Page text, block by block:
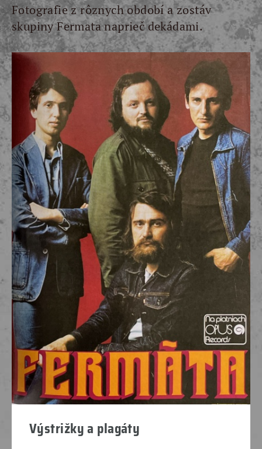
Fotografie z rôznych období a zostáv
skupiny Fermata naprieč dekádami.
Výstrižky a plagáty